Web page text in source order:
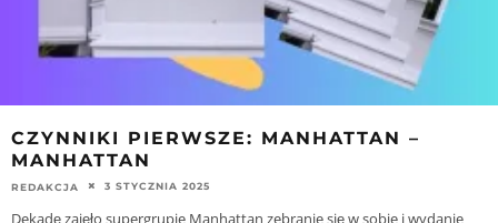
CZYNNIKI PIERWSZE: MANHATTAN –
MANHATTAN
REDAKCJA 3 STYCZNIA 2025